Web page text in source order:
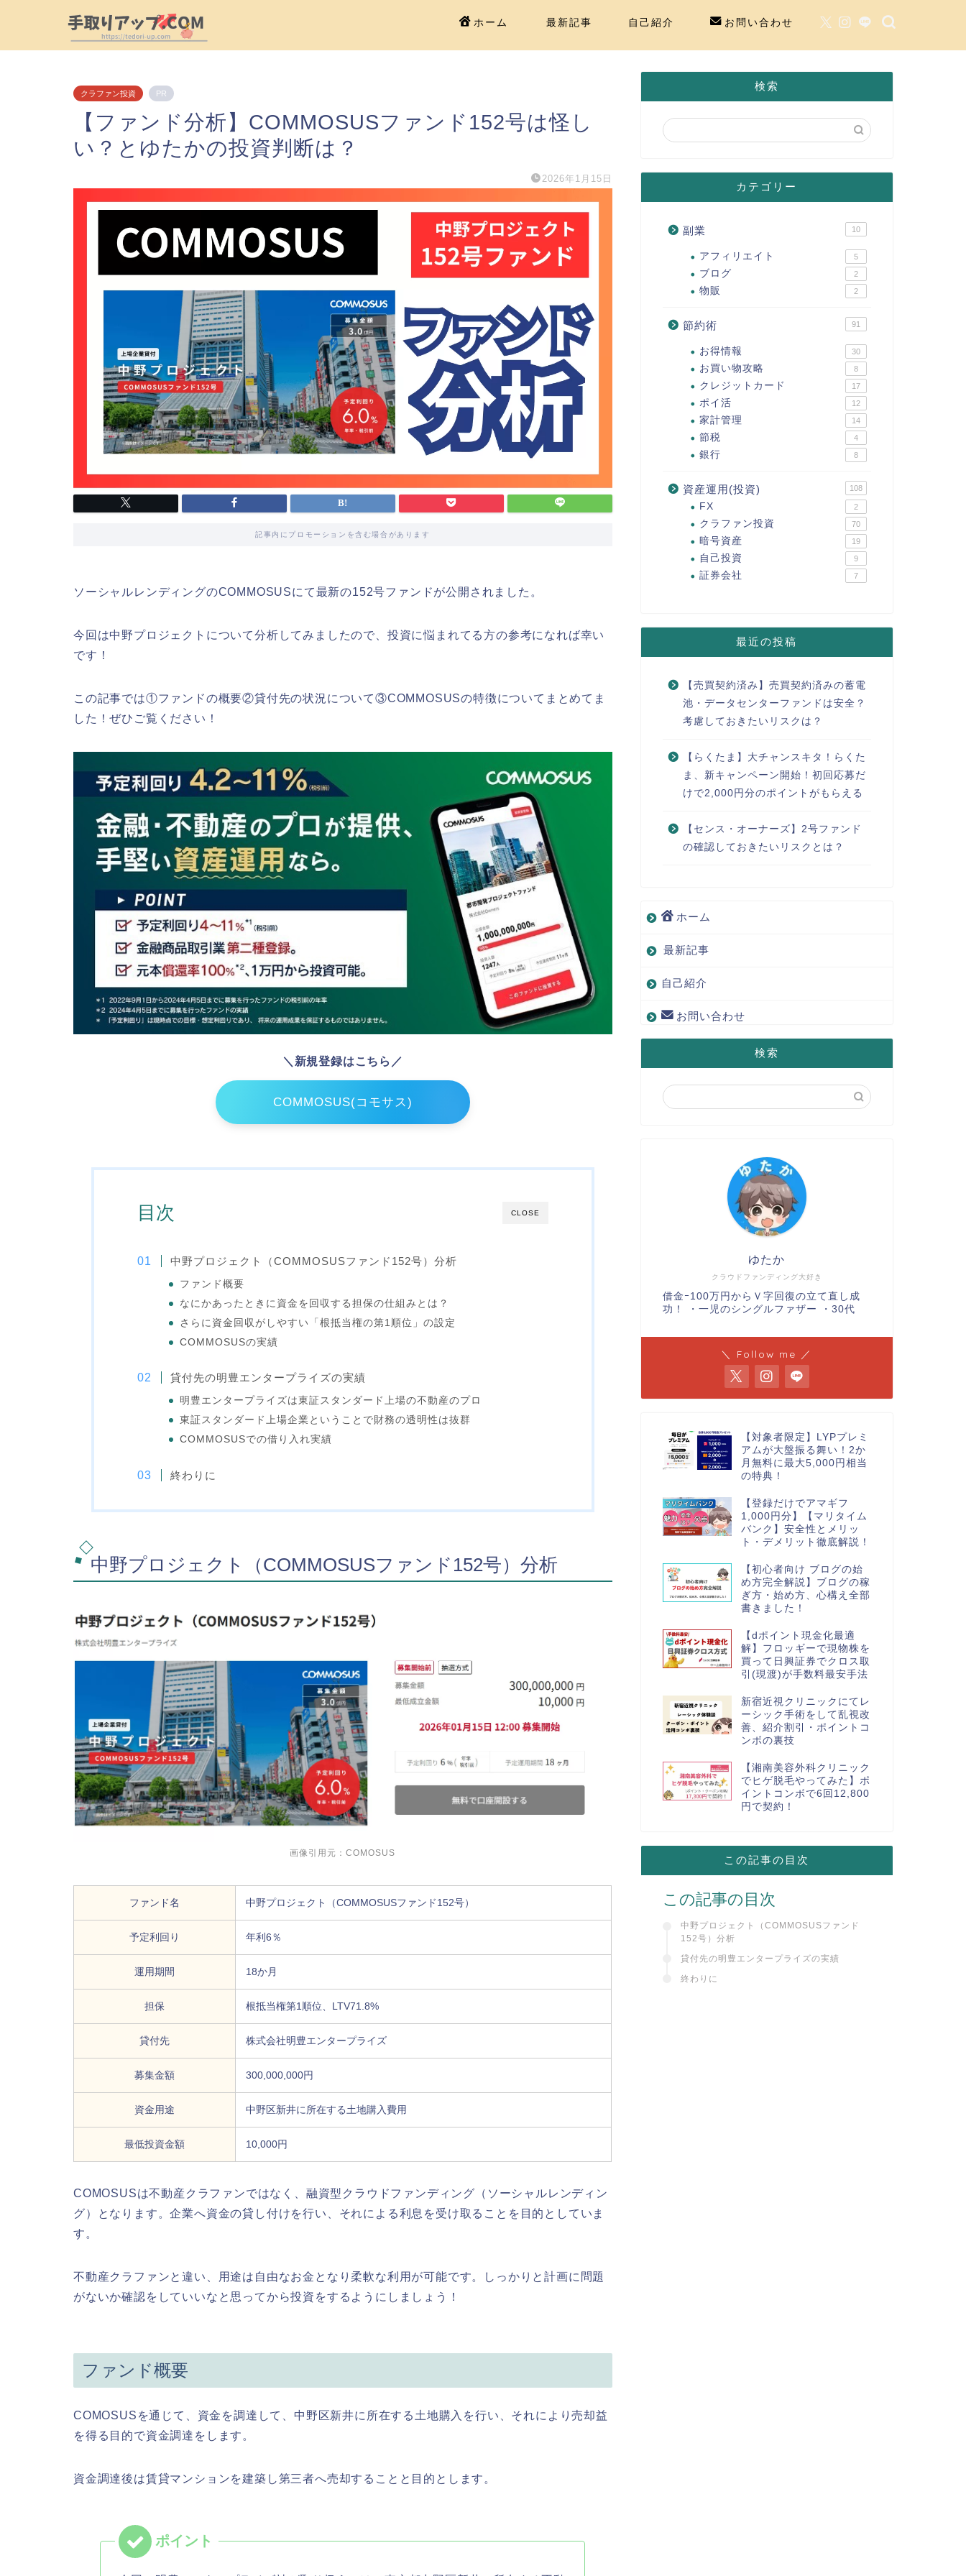
ホーム 最新記事 自己紹介 お問い合わせ
クラファン投資 PR
【ファンド分析】COMMOSUSファンド152号は怪し
い？とゆたかの投資判断は？
2026年1月15日
記事内にプロモーションを含む場合があります
ソーシャルレンディングのCOMMOSUSにて最新の152号ファンドが公開されました。
今回は中野プロジェクトについて分析してみましたので、投資に悩まれてる方の参考になれば幸い
です！
この記事では①ファンドの概要②貸付先の状況について③COMMOSUSの特徴についてまとめてま
した！ぜひご覧ください！
＼新規登録はこちら／
COMMOSUS(コモサス)
CLOSE
目次
中野プロジェクト（COMMOSUSファンド152号）分析
ファンド概要
なにかあったときに資金を回収する担保の仕組みとは？
さらに資金回収がしやすい「根抵当権の第1順位」の設定
COMMOSUSの実績
貸付先の明豊エンタープライズの実績
明豊エンタープライズは東証スタンダード上場の不動産のプロ
東証スタンダード上場企業ということで財務の透明性は抜群
COMMOSUSでの借り入れ実績
終わりに
中野プロジェクト（COMMOSUSファンド152号）分析
画像引用元：COMOSUS
ファンド名 中野プロジェクト（COMMOSUSファンド152号）
予定利回り 年利6％
運用期間 18か月
担保 根抵当権第1順位、LTV71.8%
貸付先 株式会社明豊エンタープライズ
募集金額 300,000,000円
資金用途 中野区新井に所在する土地購入費用
最低投資金額 10,000円
COMOSUSは不動産クラファンではなく、融資型クラウドファンディング（ソーシャルレンディン
グ）となります。企業へ資金の貸し付けを行い、それによる利息を受け取ることを目的としていま
す。
不動産クラファンと違い、用途は自由なお金となり柔軟な利用が可能です。しっかりと計画に問題
がないか確認をしていいなと思ってから投資をするようにしましょう！
ファンド概要
COMOSUSを通じて、資金を調達して、中野区新井に所在する土地購入を行い、それにより売却益
を得る目的で資金調達をします。
資金調達後は賃貸マンションを建築し第三者へ売却することと目的とします。
検索
カテゴリー
副業 10
アフィリエイト 5
ブログ 2
物販 2
節約術 91
お得情報 30
お買い物攻略 8
クレジットカード 17
ポイ活 12
家計管理 14
節税 4
銀行 8
資産運用(投資) 108
FX 2
クラファン投資 70
暗号資産 19
自己投資 9
証券会社 7
最近の投稿
【売買契約済み】売買契約済みの蓄電
池・データセンターファンドは安全？
考慮しておきたいリスクは？
【らくたま】大チャンスキタ！らくた
ま、新キャンペーン開始！初回応募だ
けで2,000円分のポイントがもらえる
【センス・オーナーズ】2号ファンド
の確認しておきたいリスクとは？
ホーム
最新記事
自己紹介
お問い合わせ
検索
クラウドファンディング大好き
ゆたか
借金ｰ100万円からＶ字回復の立て直し成
功！ ・一児のシングルファザー ・30代
＼ Follow me ／
【対象者限定】LYPプレミ
アムが大盤振る舞い！2か
月無料に最大5,000円相当
の特典！
【登録だけでアマギフ
1,000円分】【マリタイム
バンク】安全性とメリッ
ト・デメリット徹底解説！
【初心者向け ブログの始
め方完全解説】ブログの稼
ぎ方・始め方、心構え全部
書きました！
【dポイント現金化最適
解】フロッギーで現物株を
買って日興証券でクロス取
引(現渡)が手数料最安手法
新宿近視クリニックにてレ
ーシック手術をして乱視改
善、紹介割引・ポイントコ
ンボの裏技
【湘南美容外科クリニック
でヒゲ脱毛やってみた】ポ
イントコンボで6回12,800
円で契約！
この記事の目次
この記事の目次
中野プロジェクト（COMMOSUSファンド
152号）分析
貸付先の明豊エンタープライズの実績
終わりに